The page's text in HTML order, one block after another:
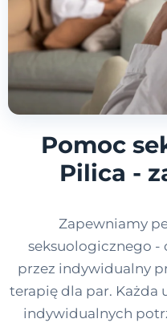
Pomoc
Pilica -
Zapewniamy
seksuologicznego -
przez indywidualny
terapię dla par. Każda
indywidualnych